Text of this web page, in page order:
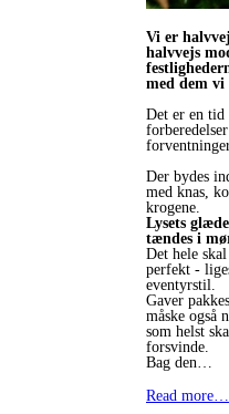
Vi er
halvvejs
med dem
Det er en tid
Der bydes
med knas,
krogene.
Lysets
tændes i
Det hele
perfekt -
eventyrstil.
Gaver
måske også
som helst
forsvinde.
Bag den…
Read more…